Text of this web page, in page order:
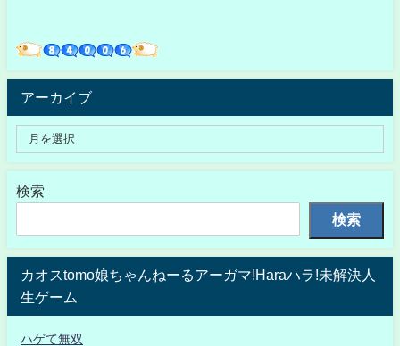
アーカイブ
検索
検索
カオスtomo娘ちゃんねーるアーガマ!Haraハラ!未解決人
生ゲーム
ハゲて無双